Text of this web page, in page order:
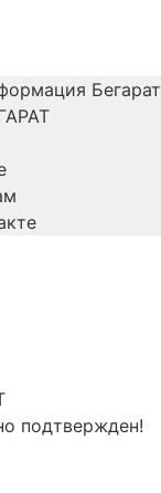
Бегарат
подтвержден!